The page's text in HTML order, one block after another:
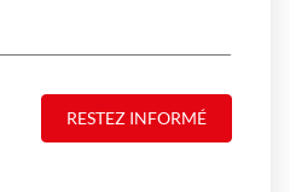
RESTEZ INFORMÉ